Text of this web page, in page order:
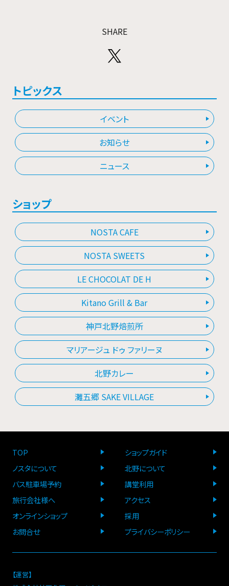
SHARE
トピックス
イベント
お知らせ
ニュース
ショップ
NOSTA CAFE
NOSTA SWEETS
LE CHOCOLAT DE H
Kitano Grill & Bar
神戸北野焙煎所
マリアージュ ドゥ ファリーヌ
北野カレー
灘五郷 SAKE VILLAGE
TOP
ショップガイド
ノスタについて
北野について
バス駐車場予約
講堂利用
旅行会社様へ
アクセス
オンラインショップ
採用
お問合せ
プライバシーポリシー
【運営】